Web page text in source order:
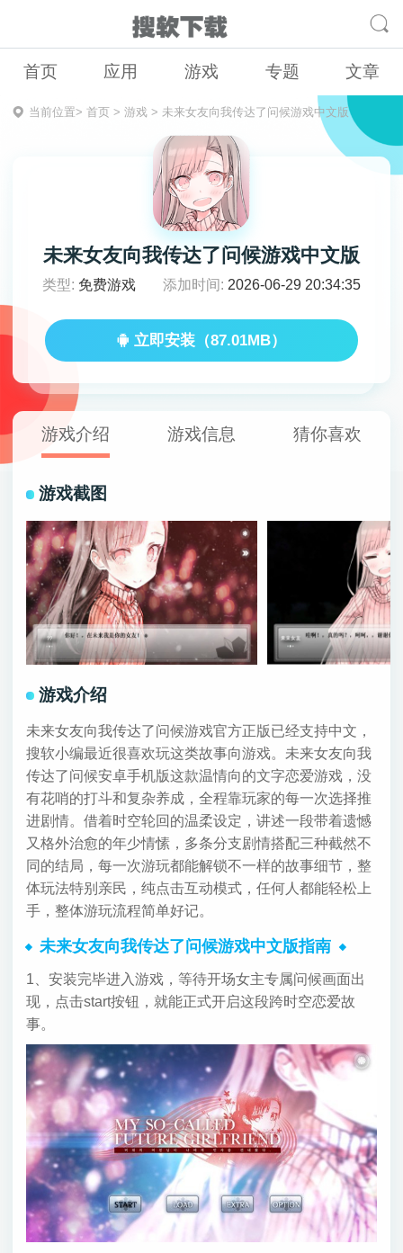
首页 应用 游戏 专题 文章
当前位置> 首页> 游戏> 未来女友向我传达了问候游戏中文版
未来女友向我传达了问候游戏中文版
类型: 免费游戏 添加时间: 2026-06-29 20:34:35
立即安装（87.01MB）
游戏介绍 游戏信息 猜你喜欢
游戏截图
游戏介绍
未来女友向我传达了问候游戏官方正版已经支持中文，
搜软小编最近很喜欢玩这类故事向游戏。未来女友向我
传达了问候安卓手机版这款温情向的文字恋爱游戏，没
有花哨的打斗和复杂养成，全程靠玩家的每一次选择推
进剧情。借着时空轮回的温柔设定，讲述一段带着遗憾
又格外治愈的年少情愫，多条分支剧情搭配三种截然不
同的结局，每一次游玩都能解锁不一样的故事细节，整
体玩法特别亲民，纯点击互动模式，任何人都能轻松上
手，整体游玩流程简单好记。
未来女友向我传达了问候游戏中文版指南
1、安装完毕进入游戏，等待开场女主专属问候画面出
现，点击start按钮，就能正式开启这段跨时空恋爱故
事。